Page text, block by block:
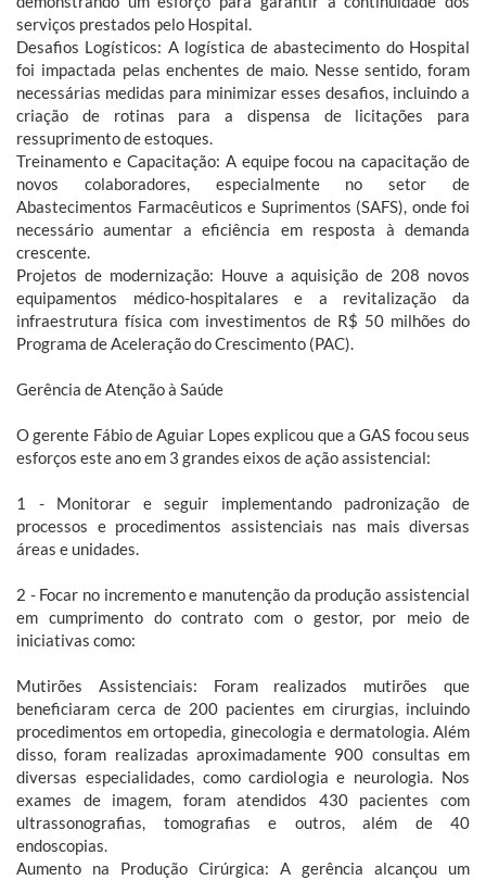
serviços prestados pelo Hospital.
Desafios Logísticos: A logística de abastecimento do Hospital
foi impactada pelas enchentes de maio. Nesse sentido, foram
necessárias medidas para minimizar esses desafios, incluindo a
criação de rotinas para a dispensa de licitações para
ressuprimento de estoques.
Treinamento e Capacitação: A equipe focou na capacitação de
novos colaboradores, especialmente no setor de
Abastecimentos Farmacêuticos e Suprimentos (SAFS), onde foi
necessário aumentar a eficiência em resposta à demanda
crescente.
Projetos de modernização: Houve a aquisição de 208 novos
equipamentos médico-hospitalares e a revitalização da
infraestrutura física com investimentos de R$ 50 milhões do
Programa de Aceleração do Crescimento (PAC).
Gerência de Atenção à Saúde
O gerente Fábio de Aguiar Lopes explicou que a GAS focou seus
esforços este ano em 3 grandes eixos de ação assistencial:
1 - Monitorar e seguir implementando padronização de
processos e procedimentos assistenciais nas mais diversas
áreas e unidades.
2 - Focar no incremento e manutenção da produção assistencial
em cumprimento do contrato com o gestor, por meio de
iniciativas como:
Mutirões Assistenciais: Foram realizados mutirões que
beneficiaram cerca de 200 pacientes em cirurgias, incluindo
procedimentos em ortopedia, ginecologia e dermatologia. Além
disso, foram realizadas aproximadamente 900 consultas em
diversas especialidades, como cardiologia e neurologia. Nos
exames de imagem, foram atendidos 430 pacientes com
ultrassonografias, tomografias e outros, além de 40
endoscopias.
Aumento na Produção Cirúrgica: A gerência alcançou um